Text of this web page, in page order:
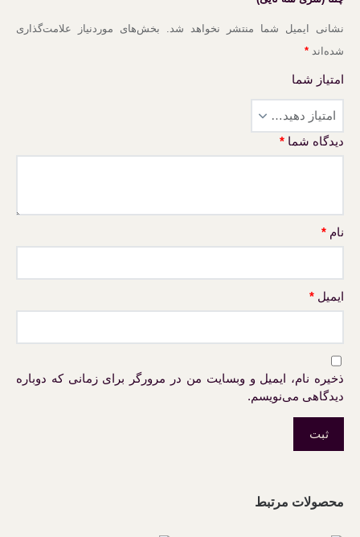
نشانی ایمیل شما منتشر نخواهد شد.
بخش‌های موردنیاز علامت‌گذاری
شده‌اند *
امتیاز شما
دیدگاه شما *
نام *
ایمیل *
ذخیره نام، ایمیل و وبسایت من در مرورگر برای زمانی که دوباره
دیدگاهی می‌نویسم.
محصولات مرتبط